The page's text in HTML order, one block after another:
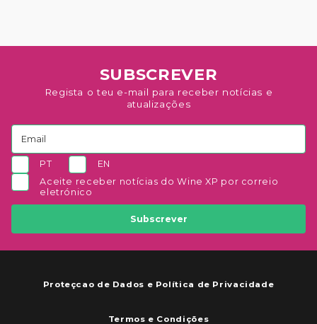
SUBSCREVER
Regista o teu e-mail para receber notícias e
atualizações
PT
EN
Aceite receber notícias do Wine XP por correio
eletrónico
Subscrever
Proteçcao de Dados e Política de Privacidade
Termos e Condições